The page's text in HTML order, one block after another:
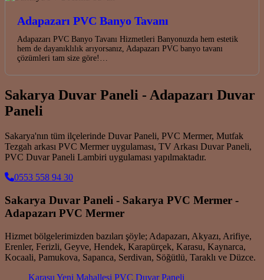
Adapazarı PVC Banyo Tavanı
Adapazarı PVC Banyo Tavanı Hizmetleri Banyonuzda hem estetik
hem de dayanıklılık arıyorsanız, Adapazarı PVC banyo tavanı
çözümleri tam size göre!…
Sakarya Duvar Paneli - Adapazarı Duvar
Paneli
Sakarya'nın tüm ilçelerinde Duvar Paneli, PVC Mermer, Mutfak
Tezgah arkası PVC Mermer uygulaması, TV Arkası Duvar Paneli,
PVC Duvar Paneli Lambiri uygulaması yapılmaktadır.
0553 558 94 30
Sakarya Duvar Paneli - Sakarya PVC Mermer -
Adapazarı PVC Mermer
Hizmet bölgelerimizden bazıları şöyle; Adapazarı, Akyazı, Arifiye,
Erenler, Ferizli, Geyve, Hendek, Karapürçek, Karasu, Kaynarca,
Kocaali, Pamukova, Sapanca, Serdivan, Söğütlü, Taraklı ve Düzce.
Karasu Yeni Mahallesi PVC Duvar Paneli